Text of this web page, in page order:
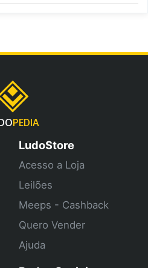
PEDIA
LudoStore
Acesso a Loja
Leilões
Meeps - Cashback
Quero Vender
Ajuda